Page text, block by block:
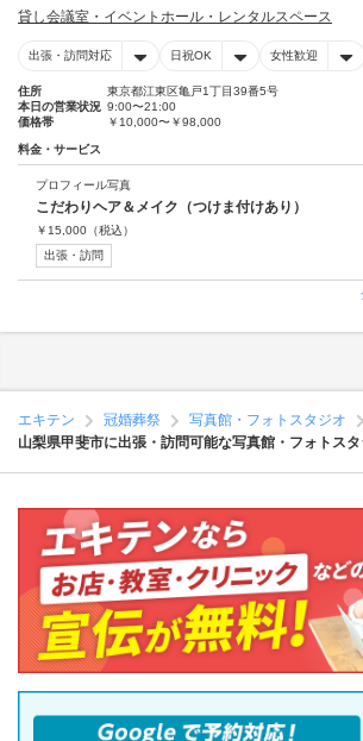
貸し会議室・イベントホール・レンタルスペース
出張・訪問対応 日祝OK 女性歓迎
住所
東京都江東区亀戸1丁目39番5号
本日の営業状況 9:00〜21:00
価格帯
￥10,000〜￥98,000
料金・サービス
プロフィール写真
こだわりヘア＆メイク（つけま付けあり）
￥ 15,000 （税込）
出張・訪問
エキテン 冠婚葬祭
写真館・フォトスタジオ
山梨県甲斐市に出張・訪問可能な写真館・フォトスタ